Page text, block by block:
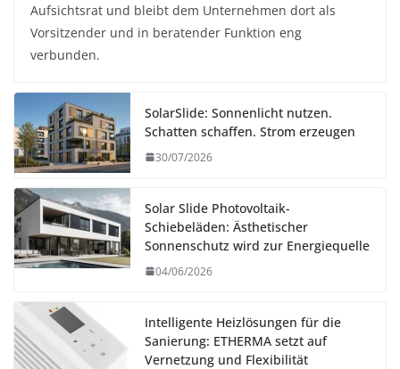
Aufsichtsrat und bleibt dem Unternehmen dort als
Vorsitzender und in beratender Funktion eng
verbunden.
SolarSlide: Sonnenlicht nutzen.
Schatten schaffen. Strom erzeugen
30/07/2026
Solar Slide Photovoltaik-
Schiebeläden: Ästhetischer
Sonnenschutz wird zur Energiequelle
04/06/2026
Intelligente Heizlösungen für die
Sanierung: ETHERMA setzt auf
Vernetzung und Flexibilität